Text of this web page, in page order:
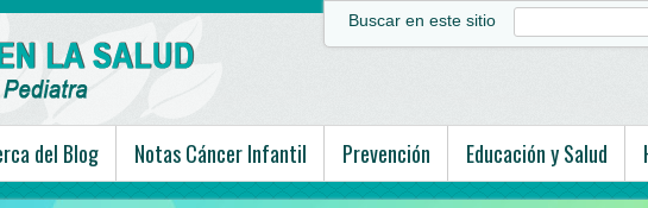
Buscar en este sitio
del Blog Notas Cáncer Infantil Prevención Educación y Salud